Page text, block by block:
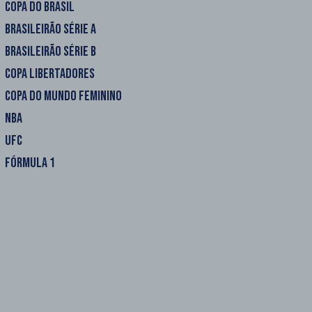
COPA DO BRASIL
BRASILEIRÃO SÉRIE A
BRASILEIRÃO SÉRIE B
COPA LIBERTADORES
COPA DO MUNDO FEMININO
NBA
UFC
FÓRMULA 1